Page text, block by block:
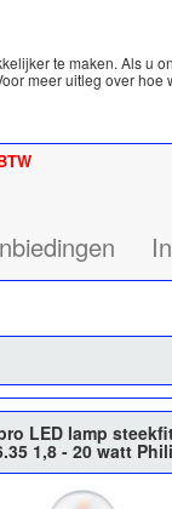
te maken. Als u
meer uitleg over
LED lamp
1,8 - 20 watt